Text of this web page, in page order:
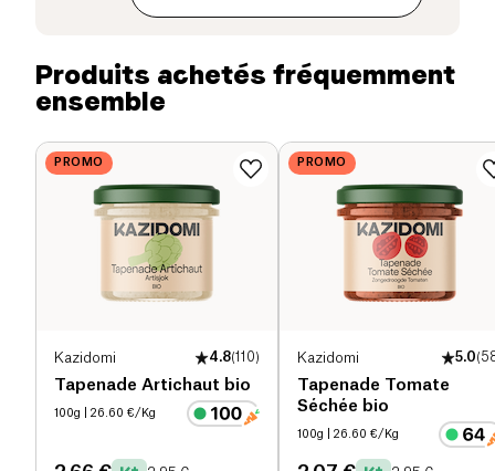
Produits achetés fréquemment
ensemble
PROMO
Kazidomi 4.8(110)
Tapenade Artichaut bio
100g | 26.60 €/Kg
PROMO
Kazidomi 5.0(
Tapenade Tomate
Séchée bio
100g | 26.60 €/Kg
Sel (g)